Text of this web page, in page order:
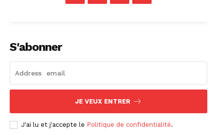
S'abonner
JE VEUX ENTRER
J'ai lu et j'accepte le Politique de confidentialité.